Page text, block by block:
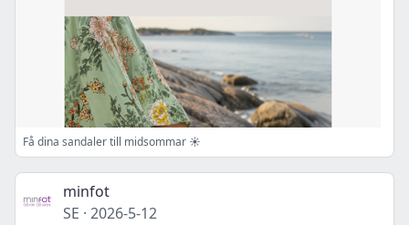
Få dina sandaler till midsommar ☀️
minfot
SE · 2026-5-12